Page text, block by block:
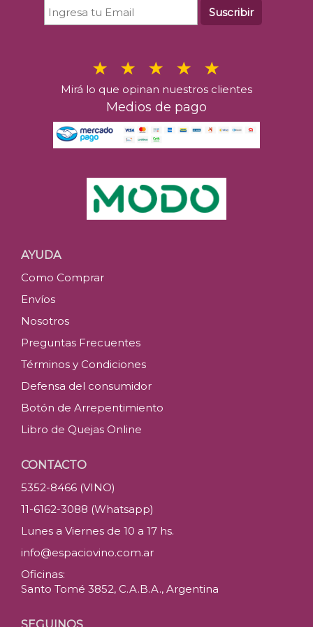
Suscribir
Mirá lo que opinan nuestros clientes
Medios de pago
AYUDA
Como Comprar
Envíos
Nosotros
Preguntas Frecuentes
Términos y Condiciones
Defensa del consumidor
Botón de Arrepentimiento
Libro de Quejas Online
CONTACTO
5352-8466 (VINO)
11-6162-3088 (Whatsapp)
Lunes a Viernes de 10 a 17 hs.
info@espaciovino.com.ar
Oficinas:
Santo Tomé 3852, C.A.B.A., Argentina
SEGUINOS